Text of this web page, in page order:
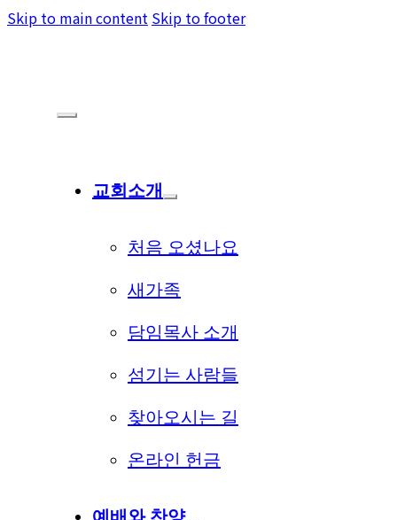
Skip to main content Skip to footer
교회소개
처음 오셨나요
새가족
담임목사 소개
섬기는 사람들
찾아오시는 길
온라인 헌금
예배와 찬양